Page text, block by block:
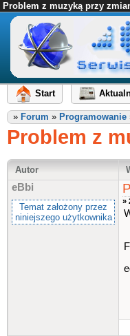
Problem z muzyką przy
Start
» Forum » Programowanie
Problem z
Autor
eBbi
Temat założony przez
niniejszego użytkownika
»